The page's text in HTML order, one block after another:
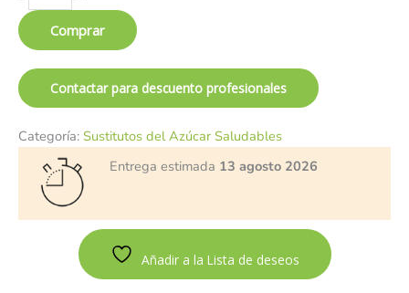
Comprar
Contactar para descuento profesionales
Categoría: Sustitutos del Azúcar Saludables
Entrega estimada 13 agosto 2026
Añadir a la Lista de deseos